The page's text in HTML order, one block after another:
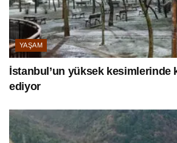
YAŞAM
İstanbul’un yüksek kesimlerinde
ediyor